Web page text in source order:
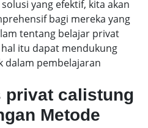
yang efektif, kita akan
bagi mereka yang
tentang belajar privat
itu dapat mendukung
dalam pembelajaran
privat calistung
Metode